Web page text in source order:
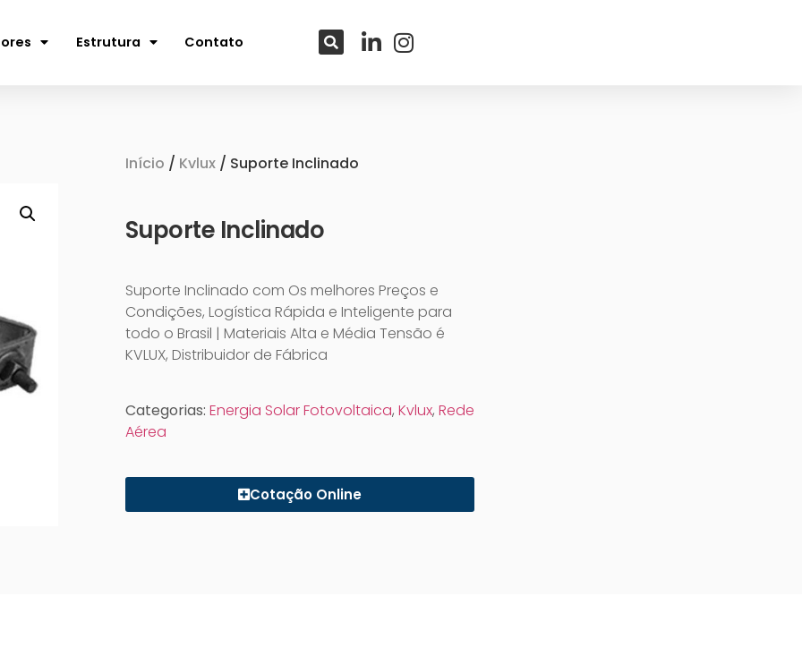
Estrutura Contato
Início / Kvlux/ Suporte Inclinado
Suporte Inclinado
Suporte Inclinado com Os melhores Preços e
Condições, Logística Rápida e Inteligente para
todo o Brasil | Materiais Alta e Média Tensão é
KVLUX, Distribuidor de Fábrica
Categorias: Energia Solar Fotovoltaica, Kvlux, Rede
Aérea
Cotação Online